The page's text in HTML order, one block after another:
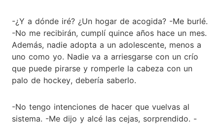
-¿Y a dónde iré? ¿Un hogar de acogida? -Me burlé.
-No me recibirán, cumplí quince años hace un mes.
Además, nadie adopta a un adolescente, menos a
uno como yo. Nadie va a arriesgarse con un crío
que puede pirarse y romperle la cabeza con un
palo de hockey, debería saberlo.
-No tengo intenciones de hacer que vuelvas al
sistema. -Me dijo y alcé las cejas, sorprendido. -